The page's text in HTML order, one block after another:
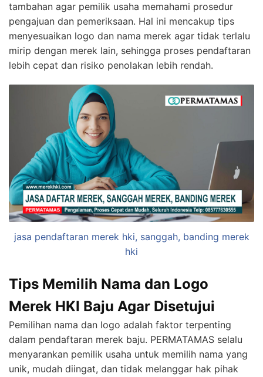
tambahan agar pemilik usaha memahami prosedur
pengajuan dan pemeriksaan. Hal ini mencakup tips
menyesuaikan logo dan nama merek agar tidak terlalu
mirip dengan merek lain, sehingga proses pendaftaran
lebih cepat dan risiko penolakan lebih rendah.
jasa pendaftaran merek hki, sanggah, banding merek
hki
Tips Memilih Nama dan Logo
Merek HKI Baju Agar Disetujui
Pemilihan nama dan logo adalah faktor terpenting
dalam pendaftaran merek baju. PERMATAMAS selalu
menyarankan pemilik usaha untuk memilih nama yang
unik, mudah diingat, dan tidak melanggar hak pihak